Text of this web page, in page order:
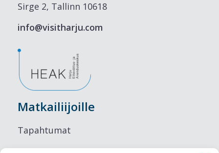
Sirge 2, Tallinn 10618
info@visitharju.com
Matkailiijoille
Tapahtumat